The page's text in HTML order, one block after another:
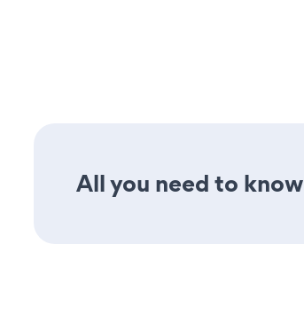
All you need to